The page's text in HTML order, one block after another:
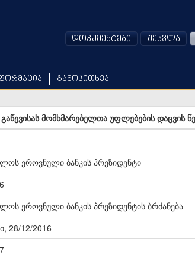
გამოკითხვა
დოკუმენტები შესვლა
მომხმარებელთა უფლებების დაცვის
ეროვნული ბანკის პრეზიდენტი
ეროვნული ბანკის პრეზიდენტის ბრძანება
28/12/2016